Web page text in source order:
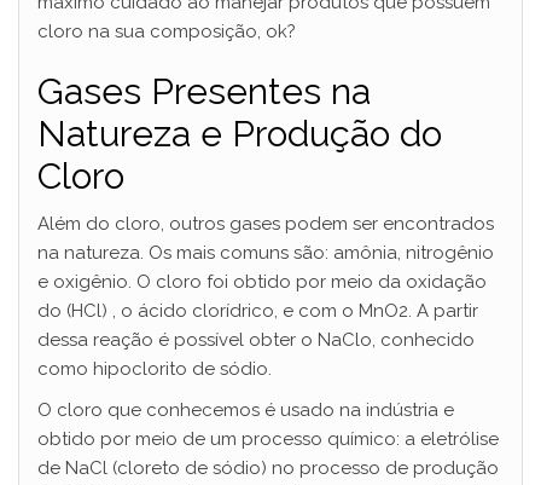
cloro na sua composição, ok?
Gases Presentes na
Natureza e Produção do
Cloro
Além do cloro, outros gases podem ser encontrados
na natureza. Os mais comuns são: amônia, nitrogênio
e oxigênio. O cloro foi obtido por meio da oxidação
do (HCl) , o ácido clorídrico, e com o MnO2. A partir
dessa reação é possível obter o NaClo, conhecido
como hipoclorito de sódio.
O cloro que conhecemos é usado na indústria e
obtido por meio de um processo químico: a eletrólise
de NaCl (cloreto de sódio) no processo de produção